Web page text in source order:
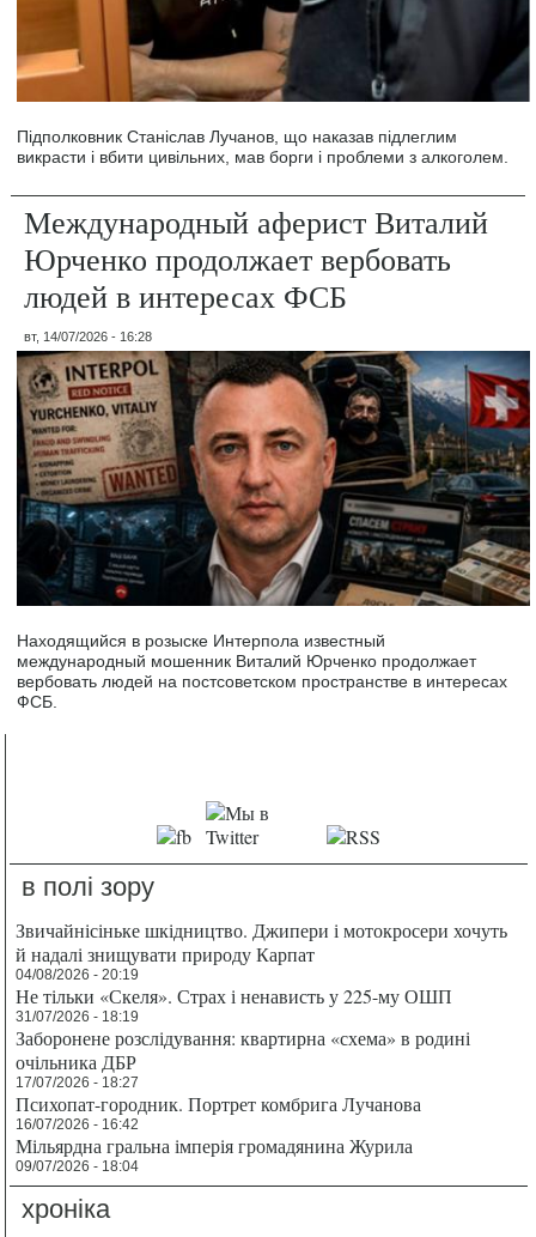
Підполковник Станіслав Лучанов, що наказав підлеглим
викрасти і вбити цивільних, мав борги і проблеми з алкоголем.
Международный аферист Виталий
Юрченко продолжает вербовать
людей в интересах ФСБ
вт, 14/07/2026 - 16:28
Находящийся в розыске Интерпола известный
международный мошенник Виталий Юрченко продолжает
вербовать людей на постсоветском пространстве в интересах
ФСБ.
в полі зору
Звичайнісіньке шкідництво. Джипери і мотокросери хочуть
й надалі знищувати природу Карпат
04/08/2026 - 20:19
Не тільки «Скеля». Страх і ненависть у 225-му ОШП
31/07/2026 - 18:19
Заборонене розслідування: квартирна «схема» в родині
очільника ДБР
17/07/2026 - 18:27
Психопат-городник. Портрет комбрига Лучанова
16/07/2026 - 16:42
Мільярдна гральна імперія громадянина Журила
09/07/2026 - 18:04
хроніка